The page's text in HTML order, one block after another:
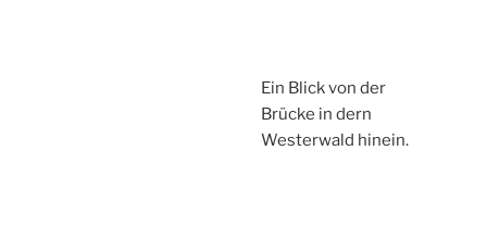
Ein Blick von der
Brücke in dern
Westerwald hinein.